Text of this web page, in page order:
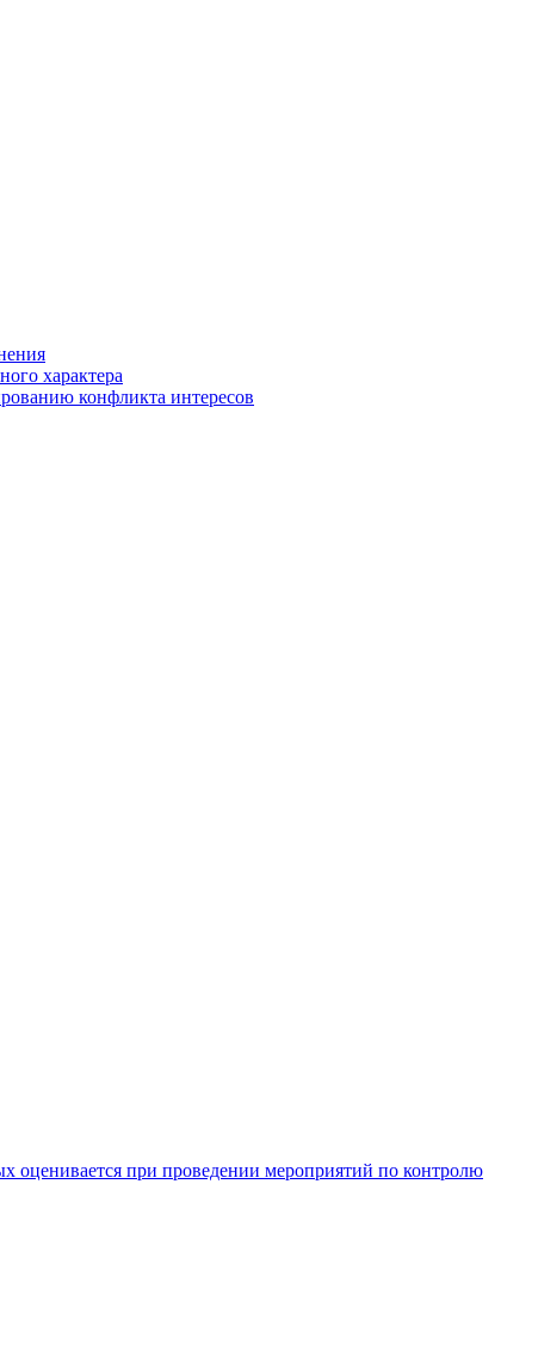
характера
конфликта интересов
оценивается при проведении мероприятий по контролю